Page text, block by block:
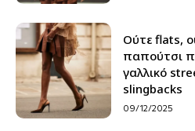
Ούτε flats,
παπούτσι
γαλλικό
slingbacks
09/12/2025